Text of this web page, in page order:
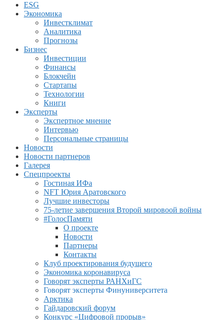
ESG
Экономика
Инвестклимат
Аналитика
Прогнозы
Бизнес
Инвестиции
Финансы
Блокчейн
Стартапы
Технологии
Книги
Эксперты
Экспертное мнение
Интервью
Персональные страницы
Новости
Новости партнеров
Галерея
Спецпроекты
Гостиная ИФа
NFT Юрия Аратовского
Лучшие инвесторы
75-летие завершения Второй мировоой войны
#ГолосПамяти
О проекте
Новости
Партнеры
Контакты
Клуб проектирования будущего
Экономика коронавируса
Говорят эксперты РАНХиГС
Говорят эксперты Финуниверситета
Арктика
Гайдаровский форум
Конкурс «Цифровой прорыв»